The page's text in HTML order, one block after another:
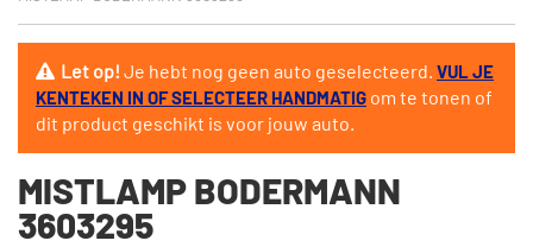
Let op!Je hebt nog geen auto geselecteerd. VUL JE
KENTEKEN IN OF SELECTEER HANDMATIG om te tonen of
dit product geschikt is voor jouw auto.
MISTLAMP BODERMANN
3603295